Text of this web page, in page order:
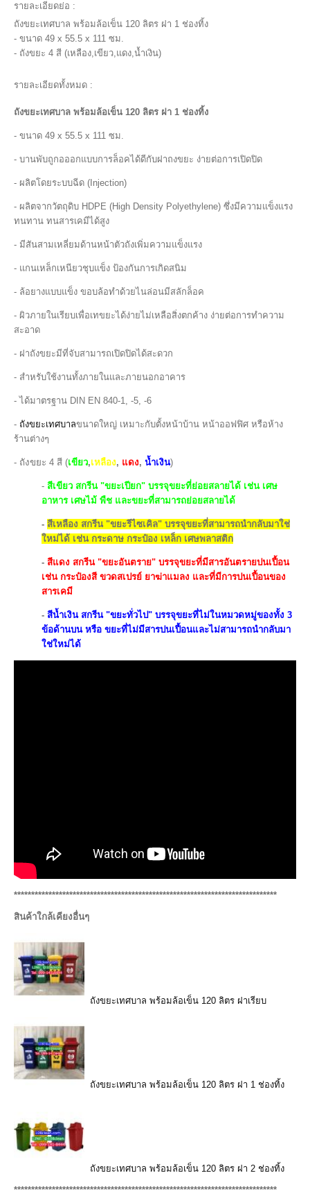
รายละเอียดย่อ :
ถังขยะเทศบาล พร้อมล้อเข็น 120 ลิตร ฝา 1 ช่องทิ้ง
- ขนาด 49 x 55.5 x 111 ซม.
- ถังขยะ 4 สี (เหลือง,เขียว,แดง,น้ำเงิน)
รายละเอียดทั้งหมด :
ถังขยะเทศบาล พร้อมล้อเข็น 120 ลิตร ฝา 1 ช่องทิ้ง
- ขนาด 49 x 55.5 x 111 ซม.
- บานพับถูกอออกแบบการล็อคได้ดีกับฝาถงขยะ ง่ายต่อการเปิดปิด
- ผลิตโดยระบบฉีด (Injection)
- ผลิตจากวัตถุดิบ HDPE (High Density Polyethylene) ซึ่งมีความแข็งแรง
ทนทาน ทนสารเคมีได้สูง
- มีสันสามเหลี่ยมด้านหน้าตัวถังเพิ่มความแข็งแรง
- แกนเหล็กเหนียวชุบแข็ง ป้องกันการเกิดสนิม
- ล้อยางแบบแข็ง ขอบล้อทำด้วยไนล่อนมีสลักล็อค
- ผิวภายในเรียบเพื่อเทขยะได้ง่ายไม่เหลือสิ่งตกค้าง ง่ายต่อการทำความ
สะอาด
- ฝาถังขยะมีที่จับสามารถเปิดปิดได้สะดวก
- สำหรับใช้งานทั้งภายในและภายนอกอาคาร
- ได้มาตรฐาน DIN EN 840-1, -5, -6
- ถังขยะเทศบาลขนาดใหญ่ เหมาะกับตั้งหน้าบ้าน หน้าออฟฟิศ หรือห้าง
ร้านต่างๆ
- ถังขยะ 4 สี (เขียว,เหลือง, แดง, น้ำเงิน)
- สีเขียว สกรีน "ขยะเปียก" บรรจุขยะที่ย่อยสลายได้ เช่น เศษ
อาหาร เศษไม้ พืช และขยะที่สามารถย่อยสลายได้
- สีเหลือง สกรีน "ขยะรีไซเคิล" บรรจุขยะที่สามารถนำกลับมาใช่
ใหม่ได้ เช่น กระดาษ กระป๋อง เหล็ก เศษพลาสติก
- สีแดง สกรีน "ขยะอันตราย" บรรจุขยะที่มีสารอันตรายปนเปื้อน
เช่น กระป๋องสี ขวดสเปรย์ ยาฆ่าแมลง และที่มีการปนเปื้อนของ
สารเคมี
- สีน้ำเงิน สกรีน "ขยะทั่วไป" บรรจุขยะที่ไม่ในหมวดหมู่ของทั้ง 3
ข้อด้านบน หรือ ขยะที่ไม่มีสารปนเปื้อนและไม่สามารถนำกลับมา
ใช่ใหม่ได้
****************************************************************************
สินค้าใกล้เคียงอื่นๆ
ถังขยะเทศบาล พร้อมล้อเข็น 120 ลิตร ฝาเรียบ
ถังขยะเทศบาล พร้อมล้อเข็น 120 ลิตร ฝา 1 ช่องทิ้ง
ถังขยะเทศบาล พร้อมล้อเข็น 120 ลิตร ฝา 2 ช่องทิ้ง
****************************************************************************